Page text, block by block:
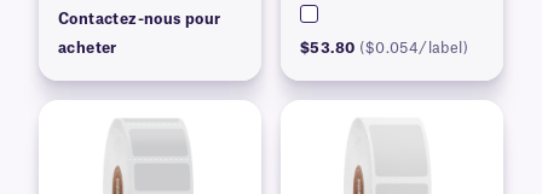
Contactez-nous pour
acheter
$53.80 ($0.054/label)